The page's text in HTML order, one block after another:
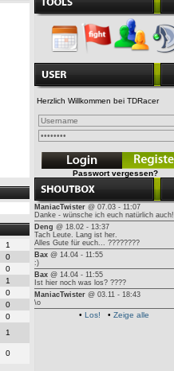
1
0
0
1
0
0
0
1
0
Herzlich Willkommen bei TDRacer
Passwort vergessen?
ManiacTwister @ 07.03 - 11:07
Danke - wünsche ich euch natürlich auch!
Deng @ 18.02 - 13:37
Tach Leute. Lang ist her.
Alles Gute für euch... ????????
Bax @ 14.04 - 11:55
:)
Bax @ 14.04 - 11:55
Ist hier noch was los? ????
ManiacTwister @ 03.11 - 18:43
\o
• Los! • Zeige alle